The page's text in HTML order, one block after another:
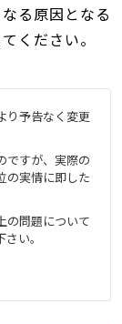
る原因となる
ください。
り予告なく変更
ですが、実際の
の実情に即した
の問題について
い。